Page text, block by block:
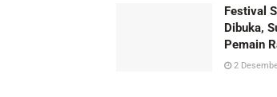
Festival
Dibuka,
Pemain
2